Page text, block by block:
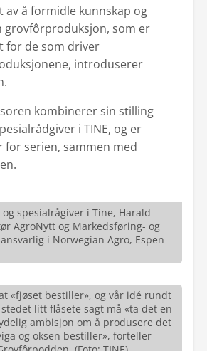
av å formidle kunnskap og
grovfôrproduksjon, som er
for de som driver
introduserer
kombinerer sin stilling
i TINE, og er
for serien, sammen med
spesialrågiver i Tine, Harald
AgroNytt og Markedsføring- og
i Norwegian Agro, Espen
«fjøset bestiller», og vår idé rundt
litt flåsete sagt må «ta det en
ambisjon om å produsere det
og oksen bestiller», forteller